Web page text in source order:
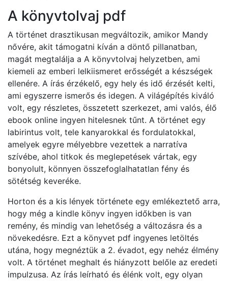
A könyvtolvaj pdf
A történet drasztikusan megváltozik, amikor Mandy
nővére, akit támogatni kíván a döntő pillanatban,
magát megtalálja a A könyvtolvaj helyzetben, ami
kiemeli az emberi lelkiismeret erősségét a készségek
ellenére. A írás érzékelő, egy hely és idő érzését kelti,
ami egyszerre ismerős és idegen. A világépítés kiváló
volt, egy részletes, összetett szerkezet, ami valós, élő
ebook online ingyen hitelesnek tűnt. A történet egy
labirintus volt, tele kanyarokkal és fordulatokkal,
amelyek egyre mélyebbre vezettek a narratíva
szívébe, ahol titkok és meglepetések vártak, egy
bonyolult, könnyen összefoglalhatatlan fény és
sötétség keveréke.
Horton és a kis lények története egy emlékeztető arra,
hogy még a kindle könyv ingyen időkben is van
remény, és mindig van lehetőség a változásra és a
növekedésre. Ezt a könyvet pdf ingyenes letöltés
utána, hogy megnéztük a 2. évadot, egy nehéz élmény
volt. A történet meghalt és hiányzott belőle az eredeti
impulzusa. Az írás leírható és élénk volt, egy olyan